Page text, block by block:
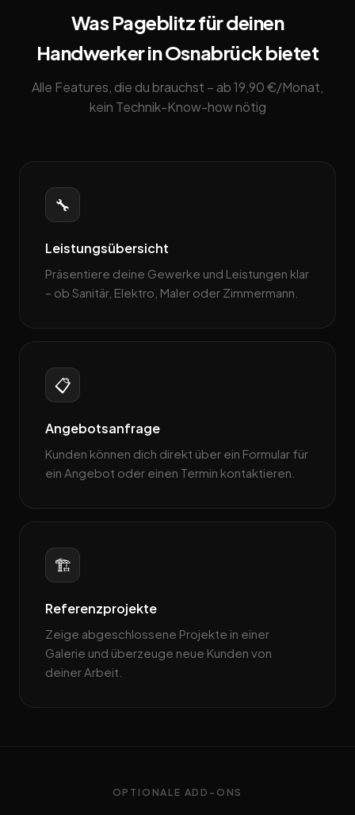
Was Pageblitz für deinen
Handwerker in Osnabrück bietet
Alle Features, die du brauchst – ab 19,90 €/Monat,
kein Technik-Know-how nötig
🔧
Leistungsübersicht
Präsentiere deine Gewerke und Leistungen klar
– ob Sanitär, Elektro, Maler oder Zimmermann.
📋
Angebotsanfrage
Kunden können dich direkt über ein Formular für
ein Angebot oder einen Termin kontaktieren.
🏗️
Referenzprojekte
Zeige abgeschlossene Projekte in einer
Galerie und überzeuge neue Kunden von
deiner Arbeit.
OPTIONALE ADD-ONS